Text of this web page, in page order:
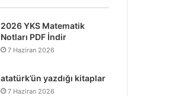
2026 YKS Matematik
Notları PDF İndir
7 Haziran 2026
atatürk’ün yazdığı kitaplar
7 Haziran 2026